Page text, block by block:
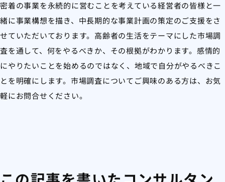
密着の事業を永続的に営むことを考えている経営者の皆様と一
緒に事業構想を描き、中長期的な事業計画の策定のご支援をさ
せていただいております。高齢者の生活をテーマにした市場調
査を通して、何をやるべきか、その根拠がわかります。感情的
にやりたいことを始めるのではなく、地域で自分がやるべきこ
とを明確にします。市場調査についてご興味のある方は、お気
軽にお問合せください。